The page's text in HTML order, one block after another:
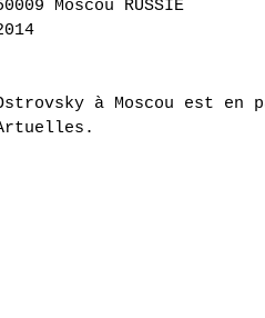
Moscou RUSSIE
à Moscou est